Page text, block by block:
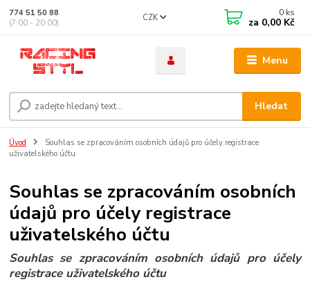
Menu
CZK
Hledat
774 51 50 88
(7:00 - 20:00)
0 ks
za 0,00 Kč
Úvod
Souhlas se zpracováním osobních údajů pro účely registrace
uživatelského účtu
Souhlas se zpracováním osobních
údajů pro účely registrace
uživatelského účtu
Souhlas se zpracováním osobních údajů pro účely
registrace uživatelského účtu